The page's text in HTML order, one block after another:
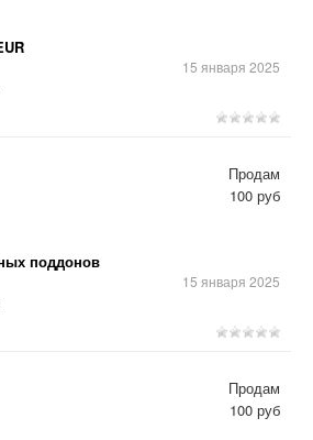
15 января 2025
поддонов
15 января 2025
Продам
100 руб
Продам
100 руб